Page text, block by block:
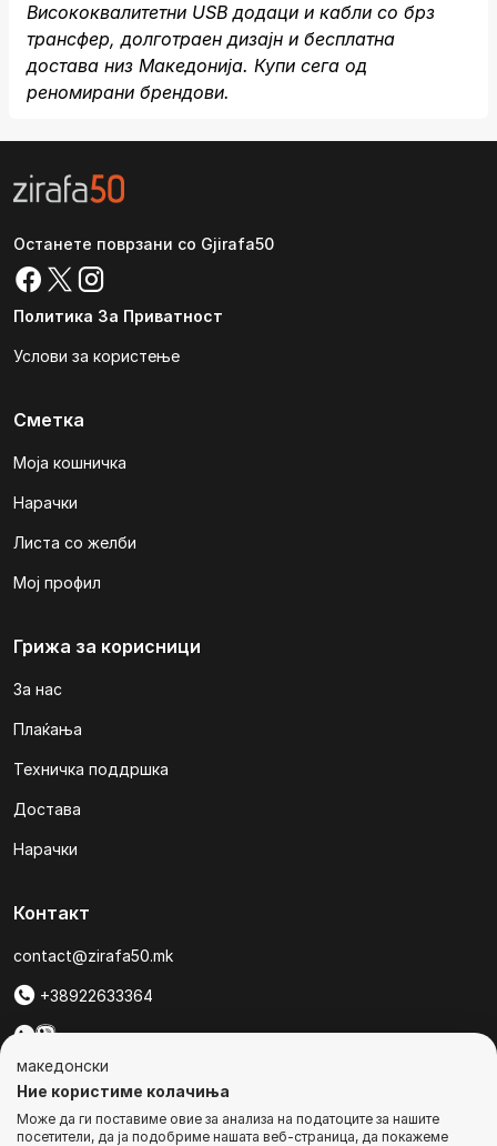
Висококвалитетни USB додаци и кабли со брз
трансфер, долготраен дизајн и бесплатна
достава низ Македонија. Купи сега од
реномирани брендови.
Останете поврзани со Gjirafa50
Политика За Приватност
Услови за користење
Сметка
Моја кошничка
Нарачки
Листа со желби
Мој профил
Грижа за корисници
За нас
Плаќања
Техничка поддршка
Достава
Нарачки
Контакт
contact@zirafa50.mk
+38922633364
b2b@zirafa50.mk
Jадранска Магистрала 86, Skopje, North Macedonia
македонски
Ние користиме колачиња
Може да ги поставиме овие за анализа на податоците за нашите
посетители, да ја подобриме нашата веб-страница, да покажеме